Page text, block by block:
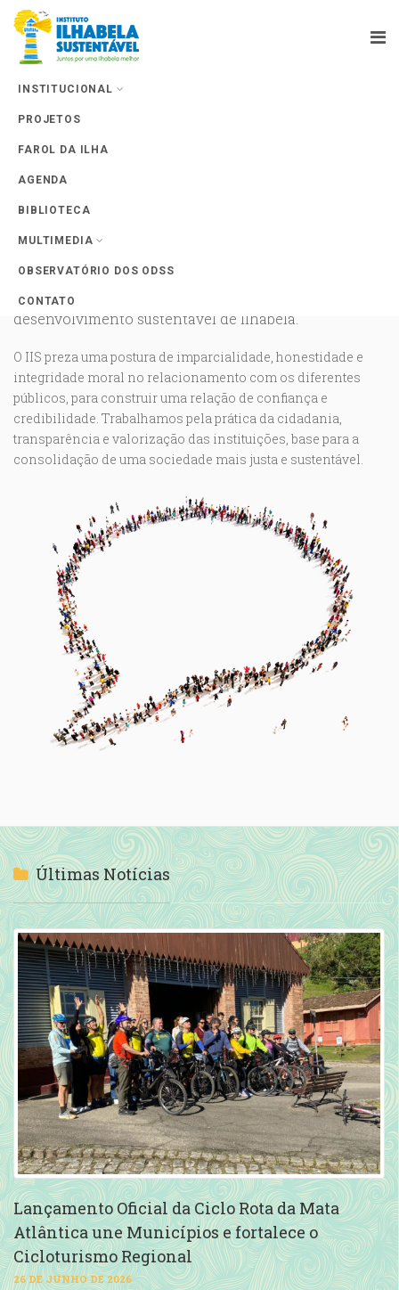
INSTITUCIONAL
PROJETOS
FAROL DA ILHA
AGENDA
BIBLIOTECA
MULTIMEDIA
OBSERVATÓRIO DOS ODSS
CONTATO
sociedade civil visando o planejamento, a
implementação e o monitoramento de ações para o
desenvolvimento sustentável de Ilhabela.
O IIS preza uma postura de imparcialidade, honestidade e
integridade moral no relacionamento com os diferentes
públicos, para construir uma relação de confiança e
credibilidade. Trabalhamos pela prática da cidadania,
transparência e valorização das instituições, base para a
consolidação de uma sociedade mais justa e sustentável.
Últimas Notícias
Lançamento Oficial da Ciclo Rota da Mata
Atlântica une Municípios e fortalece o
Cicloturismo Regional
26 DE JUNHO DE 2026